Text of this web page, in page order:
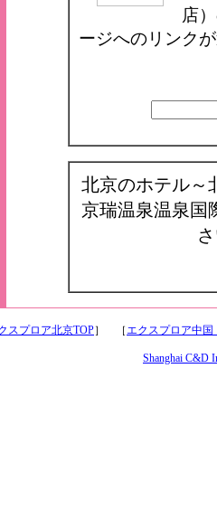
店
ージへのリンク
北京のホテル～
京瑞温泉温泉国
スプロア北京TOP］ ［エクスプロア中国
Shanghai C&D